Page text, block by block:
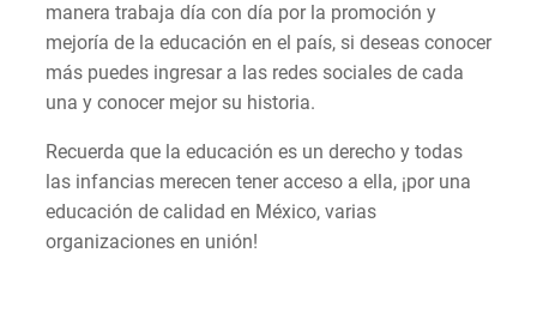
manera trabaja día con día por la promoción y
mejoría de la educación en el país, si deseas conocer
más puedes ingresar a las redes sociales de cada
una y conocer mejor su historia.
Recuerda que la educación es un derecho y todas
las infancias merecen tener acceso a ella, ¡por una
educación de calidad en México, varias
organizaciones en unión!